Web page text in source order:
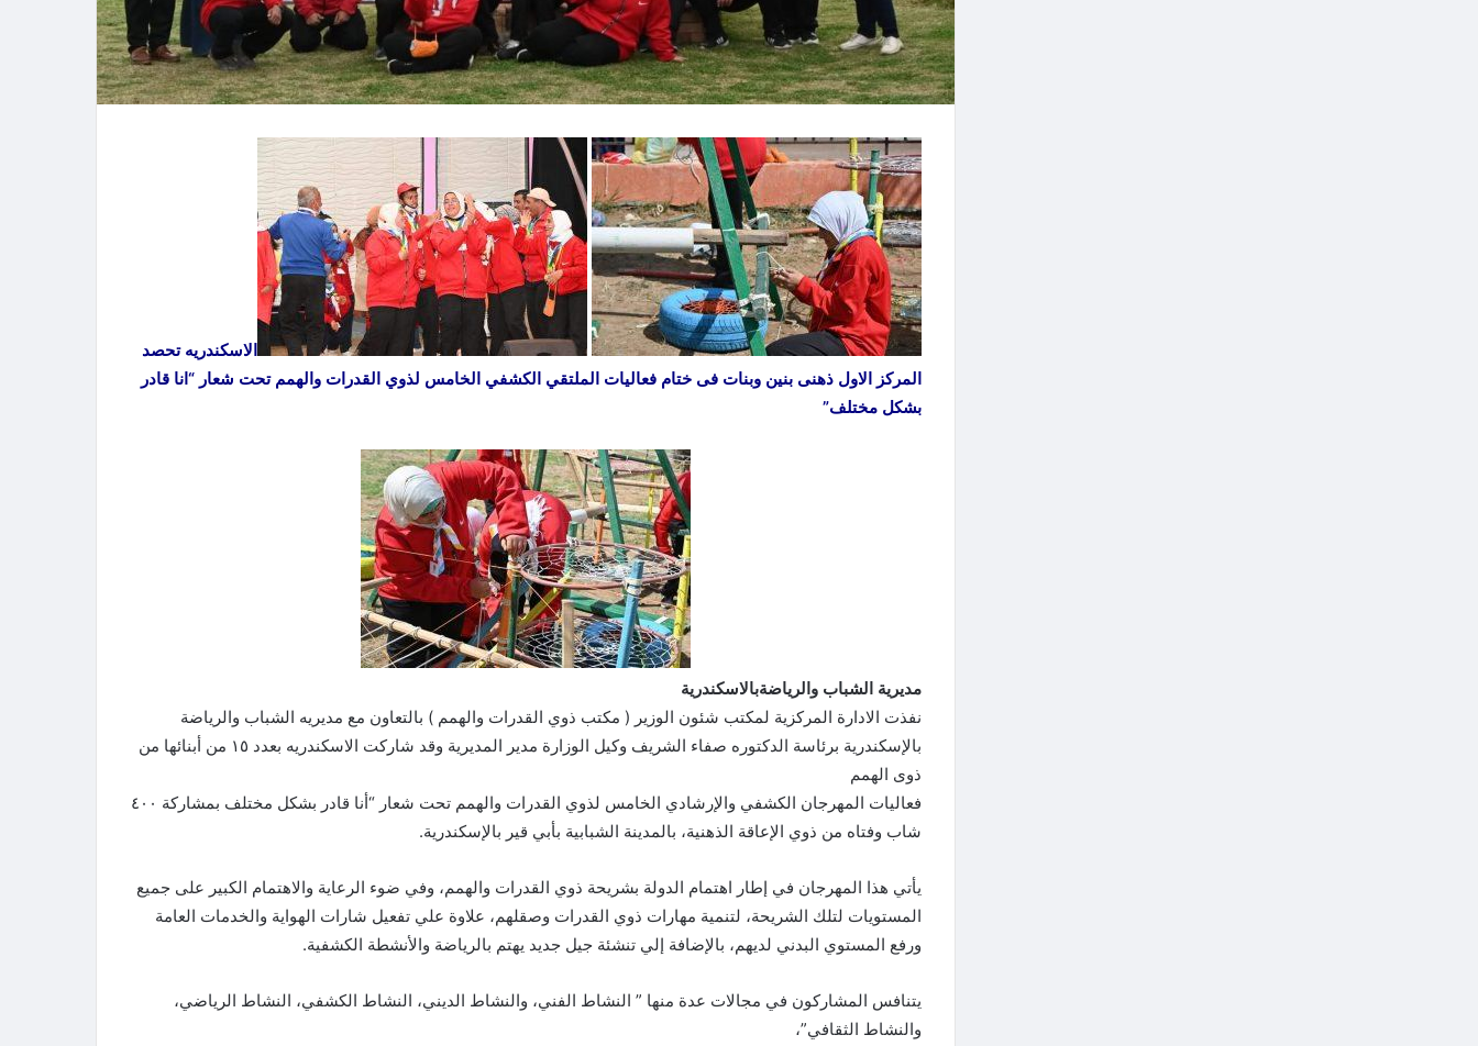
الاسكندريه تحصد
المركز الاول ذهنى بنين وبنات فى ختام فعاليات الملتقي الكشفي الخامس لذوي القدرات والهمم تحت شعار “انا قادر
بشكل مختلف”
مديرية الشباب والرياضةبالاسكندرية
نفذت الادارة المركزية لمكتب شئون الوزير ( مكتب ذوي القدرات والهمم ) بالتعاون مع مديريه الشباب والرياضة
بالإسكندرية برئاسة الدكتوره صفاء الشريف وكيل الوزارة مدير المديرية وقد شاركت الاسكندريه بعدد ١٥ من أبنائها من
ذوى الهمم
فعاليات المهرجان الكشفي والإرشادي الخامس لذوي القدرات والهمم تحت شعار “أنا قادر بشكل مختلف بمشاركة ٤٠٠
شاب وفتاه من ذوي الإعاقة الذهنية، بالمدينة الشبابية بأبي قير بالإسكندرية.
يأتي هذا المهرجان في إطار اهتمام الدولة بشريحة ذوي القدرات والهمم، وفي ضوء الرعاية والاهتمام الكبير على جميع
المستويات لتلك الشريحة، لتنمية مهارات ذوي القدرات وصقلهم، علاوة علي تفعيل شارات الهواية والخدمات العامة
ورفع المستوي البدني لديهم، بالإضافة إلي تنشئة جيل جديد يهتم بالرياضة والأنشطة الكشفية.
يتنافس المشاركون في مجالات عدة منها ” النشاط الفني، والنشاط الديني، النشاط الكشفي، النشاط الرياضي،
والنشاط الثقافي”،